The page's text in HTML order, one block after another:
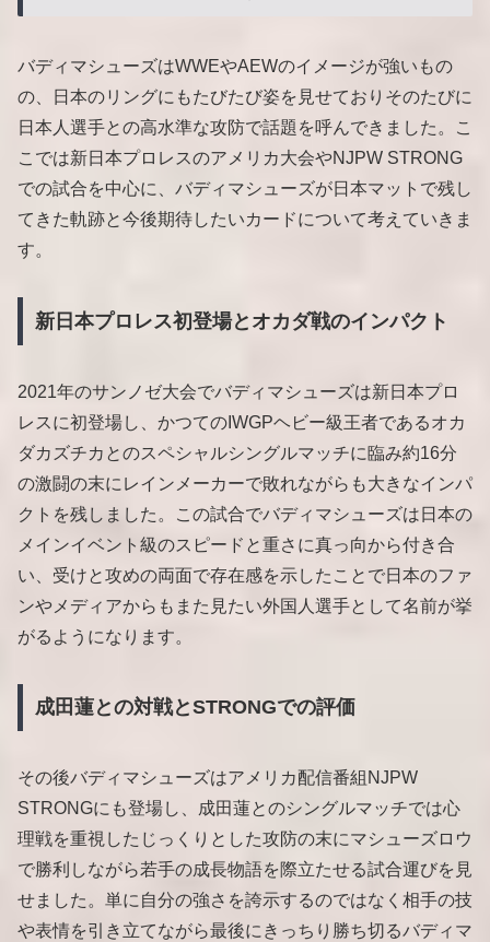
バディマシューズはWWEやAEWのイメージが強いもの
の、日本のリングにもたびたび姿を見せておりそのたびに
日本人選手との高水準な攻防で話題を呼んできました。こ
こでは新日本プロレスのアメリカ大会やNJPW STRONG
での試合を中心に、バディマシューズが日本マットで残し
てきた軌跡と今後期待したいカードについて考えていきま
す。
新日本プロレス初登場とオカダ戦のインパクト
2021年のサンノゼ大会でバディマシューズは新日本プロ
レスに初登場し、かつてのIWGPヘビー級王者であるオカ
ダカズチカとのスペシャルシングルマッチに臨み約16分
の激闘の末にレインメーカーで敗れながらも大きなインパ
クトを残しました。この試合でバディマシューズは日本の
メインイベント級のスピードと重さに真っ向から付き合
い、受けと攻めの両面で存在感を示したことで日本のファ
ンやメディアからもまた見たい外国人選手として名前が挙
がるようになります。
成田蓮との対戦とSTRONGでの評価
その後バディマシューズはアメリカ配信番組NJPW
STRONGにも登場し、成田蓮とのシングルマッチでは心
理戦を重視したじっくりとした攻防の末にマシューズロウ
で勝利しながら若手の成長物語を際立たせる試合運びを見
せました。単に自分の強さを誇示するのではなく相手の技
や表情を引き立てながら最後にきっちり勝ち切るバディマ